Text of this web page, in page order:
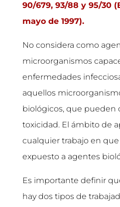
90/679, 93/88 y 95/30
mayo de 1997).
No considera como
microorganismos
enfermedades
aquellos
biológicos, que pueden
toxicidad. El ámbito de
cualquier trabajo en
expuesto a agentes
Es importante definir
hay dos tipos de